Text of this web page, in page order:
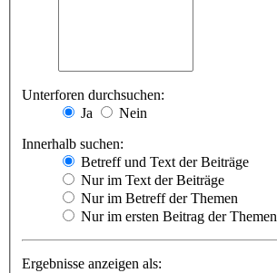
Unterforen durchsuchen:
Ja
Nein
Innerhalb suchen:
Betreff und Text der Beiträge
Nur im Text der Beiträge
Nur im Betreff der Themen
Nur im ersten Beitrag der Themen
Ergebnisse anzeigen als: